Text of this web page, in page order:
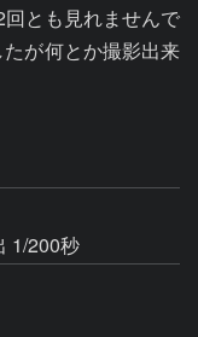
とも見れませんで
が何とか撮影出来
1/200秒